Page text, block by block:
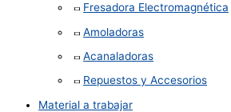
Fresadora Electromagnética
Amoladoras
Acanaladoras
Repuestos y Accesorios
Material a trabajar